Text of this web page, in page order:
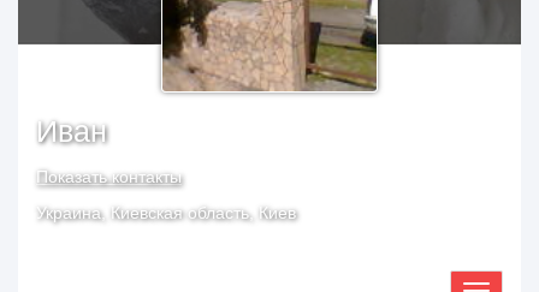
Иван
Показать контакты
Украина, Киевская область, Киев